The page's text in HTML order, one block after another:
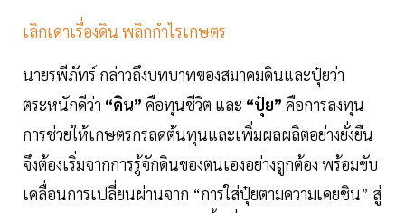
เลิกเดาเรื่องดิน พลิกกำไรเกษตร
นายรพีภัทร์ กล่าวถึงบทบาทของสมาคมดินและปุ๋ยว่า
ตระหนักดีว่า “ดิน” คือทุนชีวิต และ “ปุ๋ย” คือการลงทุน
การช่วยให้เกษตรกรลดต้นทุนและเพิ่มผลผลิตอย่างยั่งยืน
จึงต้องเริ่มจากการรู้จักดินของตนเองอย่างถูกต้อง พร้อมขับ
เคลื่อนการเปลี่ยนผ่านจาก “การใส่ปุ๋ยตามความเคยชิน” สู่